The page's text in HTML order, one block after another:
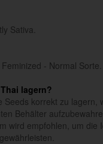
Sativa.
- Normal Sorte.
lagern?
korrekt zu lagern,
Behälter
wird empfohlen, um die